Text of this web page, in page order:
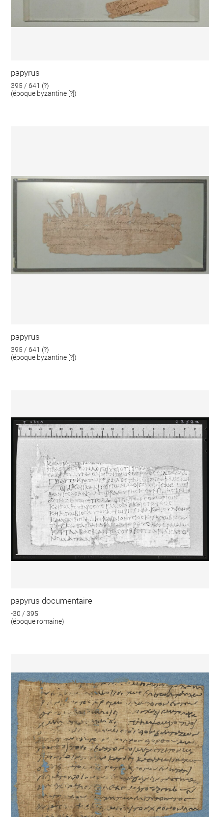
papyrus
395 / 641 (?)
(époque byzantine [?])
papyrus
395 / 641 (?)
(époque byzantine [?])
papyrus documentaire
-30 / 395
(époque romaine)